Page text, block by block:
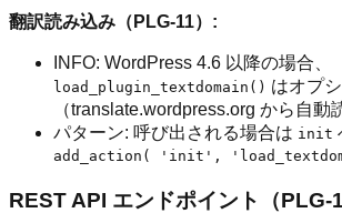
翻訳読み込み（PLG-11）:
INFO: WordPress 4.6 以降の場合、
load_plugin_textdomain() はオプ
（translate.wordpress.org から自動
パターン: 呼び出される場合は init
add_action( 'init',
REST API エンドポイント（PLG-